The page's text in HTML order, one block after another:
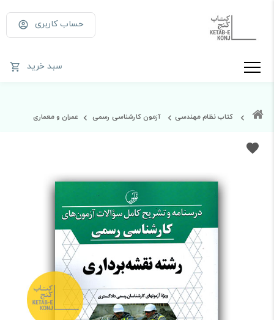
حساب کاربری
سبد خرید
کتاب نظام مهندسی آزمون کارشناسی رسمی عمران و معماری